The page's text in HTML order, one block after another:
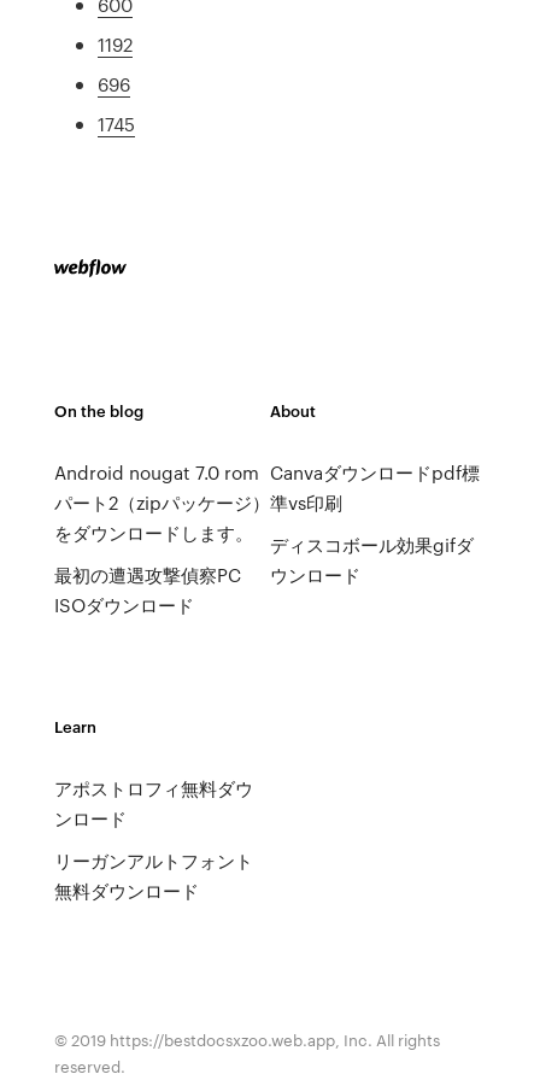
1192
696
1745
On the blog
Android nougat 7.0 rom
パート2（zipパッケージ）
をダウンロードします。
最初の遭遇攻撃偵察PC
ISOダウンロード
About
Canvaダウンロードpdf標
準vs印刷
ディスコボール効果gifダ
ウンロード
Learn
アポストロフィ無料ダウ
ンロード
リーガンアルトフォント
無料ダウンロード
© 2019 https://bestdocsxzoo.web.app, Inc. All rights
reserved.